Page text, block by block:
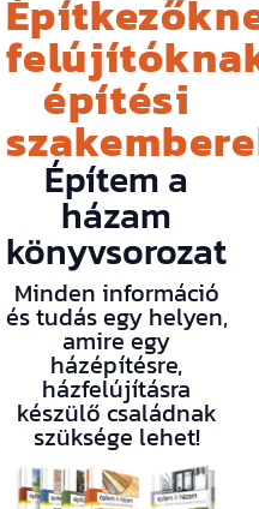
építési
Építem a
házam
könyvsorozat
Minden információ
és tudás egy helyen,
amire egy
házépítésre,
házfelújításra
készülő családnak
szüksége lehet!